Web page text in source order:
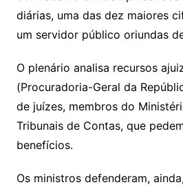
diárias, uma das dez maiores
um servidor público oriundas
O plenário analisa recursos
(Procuradoria-Geral da
de juízes, membros do
Tribunais de Contas, que
benefícios.
Os ministros defenderam,